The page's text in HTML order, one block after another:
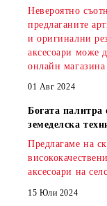
Невероятно
предлаганите
и оригинални
аксесоари може
онлайн
01 Авг 2024
Богата
земеделска
Предлагаме на
аксесоари на
15 Юли 2024